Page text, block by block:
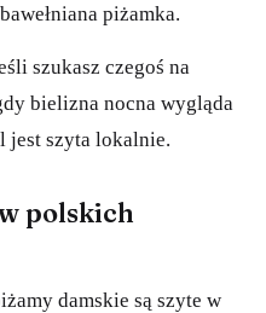
piżamka.
szukasz czegoś na
bielizna nocna wygląda
jest szyta lokalnie.
polskich
damskie są szyte w